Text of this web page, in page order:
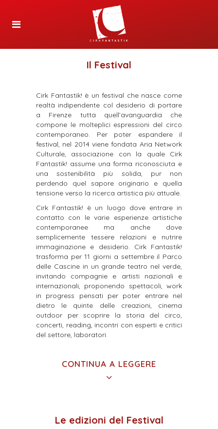
Il Festival
Cirk Fantastik! è un festival che nasce come
realtà indipendente col desiderio di portare
a Firenze tutta quell’avanguardia che
compone le molteplici espressioni del circo
contemporaneo. Per poter espandere il
festival, nel 2014 viene fondata Aria Network
Culturale, associazione con la quale Cirk
Fantastik! assume una forma riconosciuta e
una sostenibilità più solida, pur non
perdendo quel sapore originario e quella
tensione verso la ricerca artistica più attuale.
Cirk Fantastik! è un luogo dove entrare in
contatto con le varie esperienze artistiche
contemporanee ma anche dove
semplicemente tessere relazioni e nutrire
immaginazione e desiderio. Cirk Fantastik!
trasforma per 11 giorni a settembre il Parco
delle Cascine in un grande teatro nel verde,
invitando compagnie e artisti nazionali e
internazionali, proponendo spettacoli, work
in progress pensati per poter entrare nel
dietro le quinte delle creazioni, cinema
outdoor per scoprire la storia del circo,
concerti, reading, incontri con esperti e critici
del settore, laboratori.
CONTINUA A LEGGERE
Le edizioni del Festival